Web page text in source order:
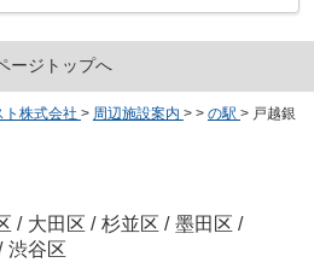
ージトップへ
株式会社 > 周辺施設案内 > > の駅 > 戸越銀
/ 大田区 / 杉並区 / 墨田区 /
渋谷区